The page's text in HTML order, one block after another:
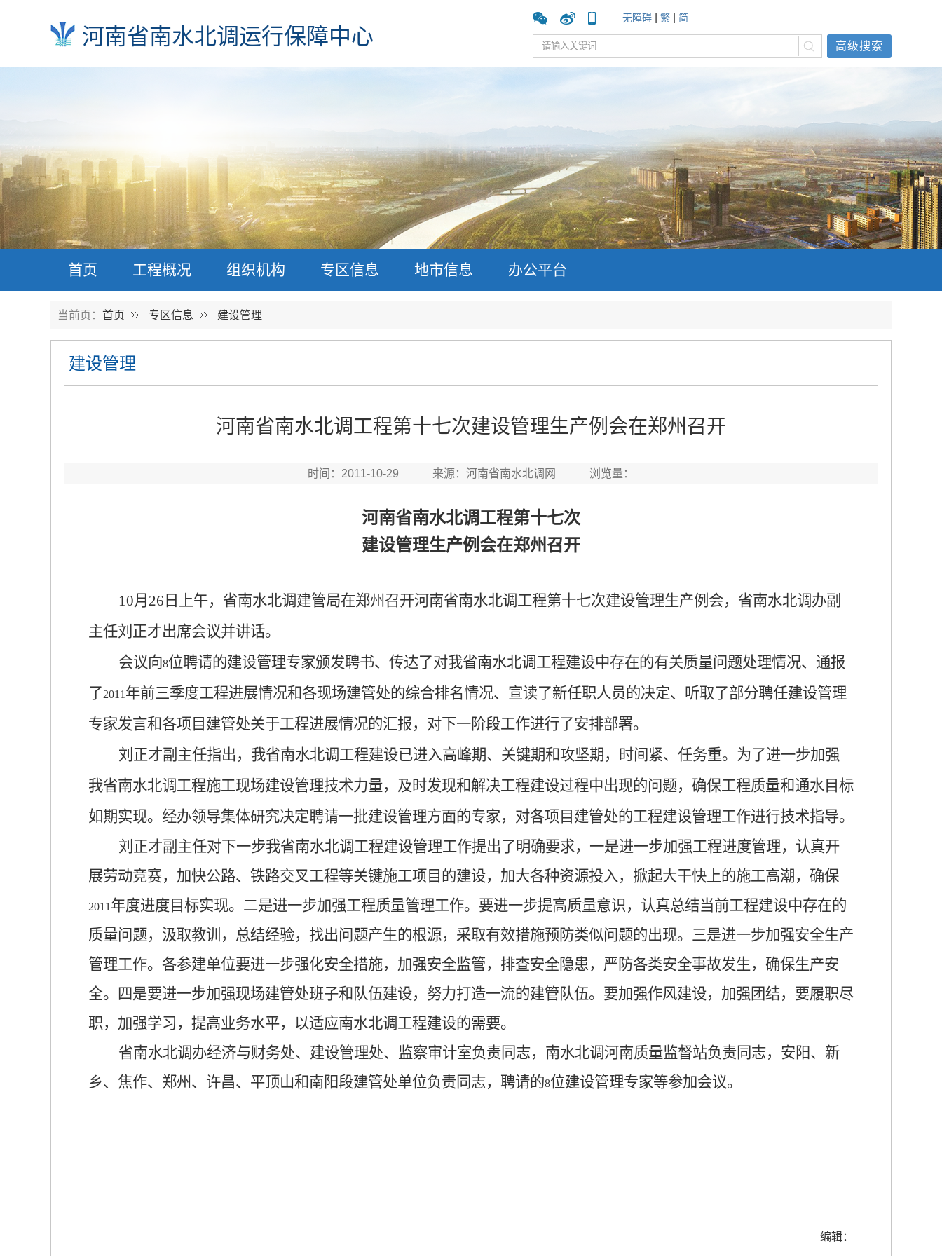
河南省南水北调运行保障中心
无障碍 繁 简
高级搜索
首页 工程概况 组织机构 专区信息 地市信息 办公平台
当前页： 首页 专区信息 建设管理
建设管理
河南省南水北调工程第十七次建设管理生产例会在郑州召开
时间：2011-10-29 来源：河南省南水北调网 浏览量：
河南省南水北调工程第十七次
建设管理生产例会在郑州召开
10月 26 日
上午，省南水北调建管局在郑州召开河南省南水北调工程第十七次建设管理生产例会，省南水北调办副
主任刘正才出席会议并讲话。
会议向8位聘请的建设管理专家颁发聘书、传达了对我省南水北调工程建设中存在的有关质量问题处理情况、通报
了2011 年前三季度工程进展情况和各现场建管处的综合排名情况、宣读了新任职人员的决定、听取了部分聘任建设管理
专家发言和各项目建管处关于工程进展情况的汇报，对下一阶段工作进行了安排部署。
刘正才副主任指出，我省南水北调工程建设已进入高峰期、关键期和攻坚期，时间紧、任务重。为了进一步加强
我省南水北调工程施工现场建设管理技术力量，及时发现和解决工程建设过程中出现的问题，确保工程质量和通水目标
如期实现。经办领导集体研究决定聘请一批建设管理方面的专家，对各项目建管处的工程建设管理工作进行技术指导。
刘正才副主任对下一步我省南水北调工程建设管理工作提出了明确要求，一是进一步加强工程进度管理，认真开
展劳动竞赛，加快公路、铁路交叉工程等关键施工项目的建设， 加大各种资源投入，掀起大干快上的施工高潮， 确保
2011 年度进度目标实现。二是进一步加强工程质量管理工作。要进一步提高质量意识，认真总结当前工程建设中存在的
质量问题，汲取教训，总结经验，找出问题产生的根源，采取有效措施预防类似问题的出现。三是进一步加强安全生产
管理工作。各参建单位要进一步强化安全措施，加强安全监管，排查安全隐患，严防各类安全事故发生，确保生产安
全。四是要进一步加强现场建管处班子和队伍建设，努力打造一流的建管队伍。要加强作风建设，加强团结，要履职尽
职，加强学习，提高业务水平，以适应南水北调工程建设的需要。
省南水北调办经济与财务处、建设管理处、监察审计室负责同志，南水北调河南质量监督站负责同志，安阳、新
乡、焦作、郑州、许昌、平顶山和南阳段建管处单位负责同志，聘请的8位建设管理专家等参加会议。
编辑：